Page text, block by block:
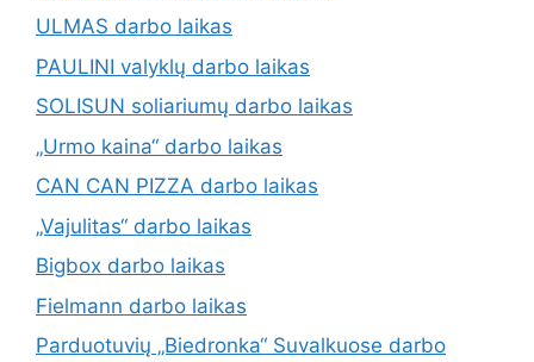
ULMAS darbo laikas
PAULINI valyklų darbo laikas
SOLISUN soliariumų darbo laikas
„Urmo kaina“ darbo laikas
CAN CAN PIZZA darbo laikas
„Vajulitas“ darbo laikas
Bigbox darbo laikas
Fielmann darbo laikas
Parduotuvių „Biedronka“ Suvalkuose darbo